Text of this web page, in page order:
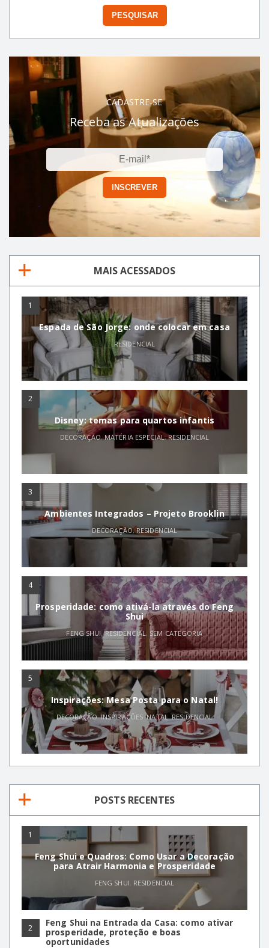
CADASTRE-SE
Receba as Atualizações
MAIS ACESSADOS
1
Espada de São Jorge: onde colocar em casa
RESIDENCIAL
2
Disney: temas para quartos infantis
DECORAÇÃO,MATÉRIA ESPECIAL,RESIDENCIAL
3
Ambientes Integrados – Projeto Brooklin
DECORAÇÃO,RESIDENCIAL
4
Prosperidade: como ativá-la através do Feng
Shui
FENG SHUI,RESIDENCIAL ,SEM CATEGORIA
5
Inspirações: Mesa Posta para o Natal!
DECORAÇÃO,INSPIRAÇÕES ,NATAL,RESIDENCIAL
POSTS RECENTES
1
Feng Shui e Quadros: Como Usar a Decoração
para Atrair Harmonia e Prosperidade
FENG SHUI, RESIDENCIAL
2
Feng Shui na Entrada da Casa: como ativar
prosperidade, proteção e boas
oportunidades